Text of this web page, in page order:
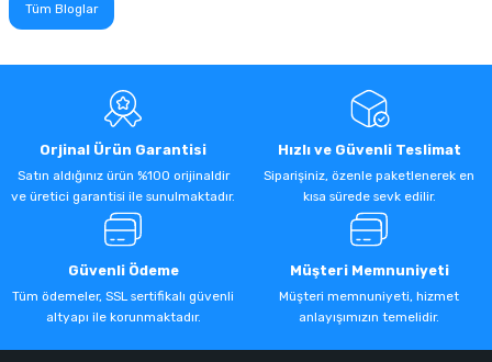
Tüm Bloglar
Orjinal Ürün Garantisi
Satın aldığınız ürün %100 orijinaldir
ve üretici garantisi ile sunulmaktadır.
Hızlı ve Güvenli Teslimat
Siparişiniz, özenle paketlenerek en
kısa sürede sevk edilir.
Güvenli Ödeme
Tüm ödemeler, SSL sertifikalı güvenli
altyapı ile korunmaktadır.
Müşteri Memnuniyeti
Müşteri memnuniyeti, hizmet
anlayışımızın temelidir.